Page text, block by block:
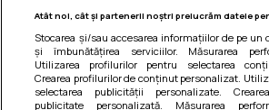
Atât noi, cât și partenerii noștri prelucrăm datele
Stocarea și/sau accesarea informațiilor de pe un
și îmbunătățirea serviciilor. Măsurarea
Utilizarea profilurilor pentru selectarea
Crearea profilurilor de conținut personalizat.
selectarea publicității personalizate.
publicitate personalizată. Măsurarea